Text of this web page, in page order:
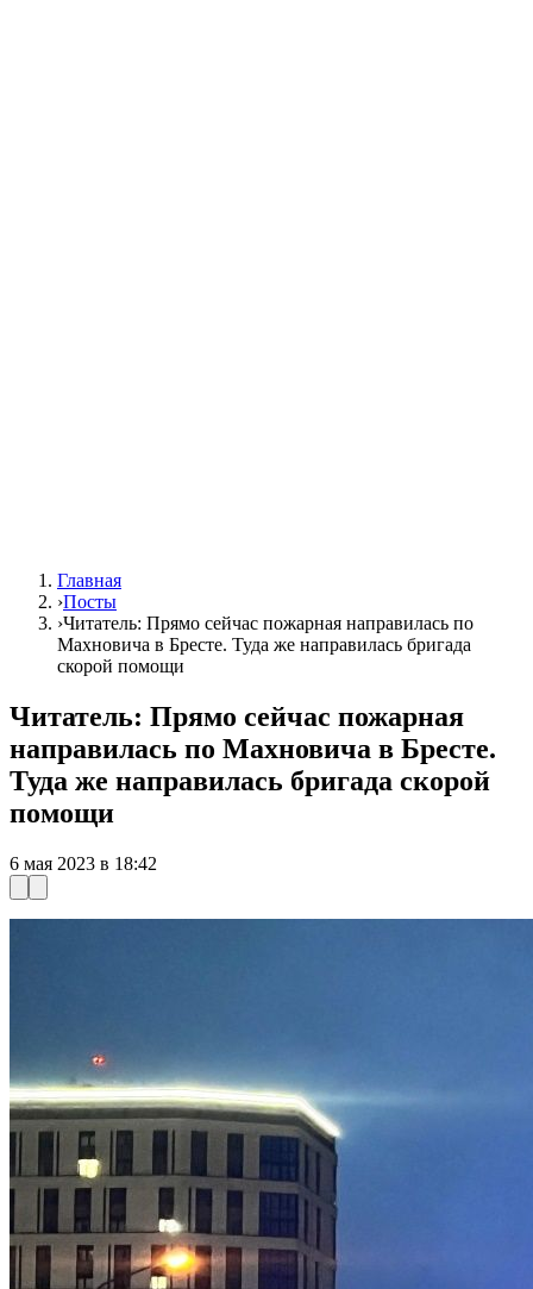
Главная
›Посты
›Читатель: Прямо сейчас пожарная направилась по
Махновича в Бресте. Туда же направилась бригада
скорой помощи
Читатель: Прямо сейчас пожарная
направилась по Махновича в Бресте.
Туда же направилась бригада скорой
помощи
6 мая 2023 в 18:42